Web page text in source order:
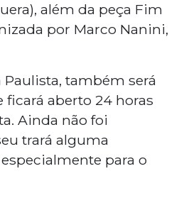
além da peça Fim
por Marco Nanini,
Paulista, também será
ficará aberto 24 horas
Ainda não foi
trará alguma
para o